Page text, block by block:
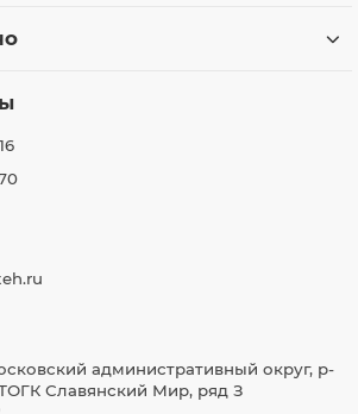
административный округ, р-
Славянский Мир, ряд З